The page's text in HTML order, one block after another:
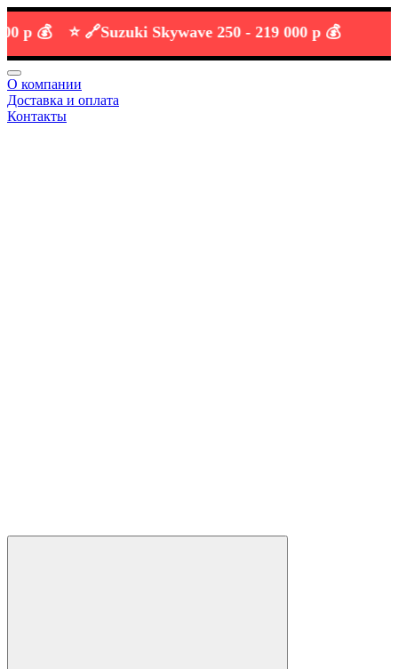
⭐️ 🔗 Suzuki Skywave 250 -219 000 р 💰
О компании
Доставка и оплата
Контакты